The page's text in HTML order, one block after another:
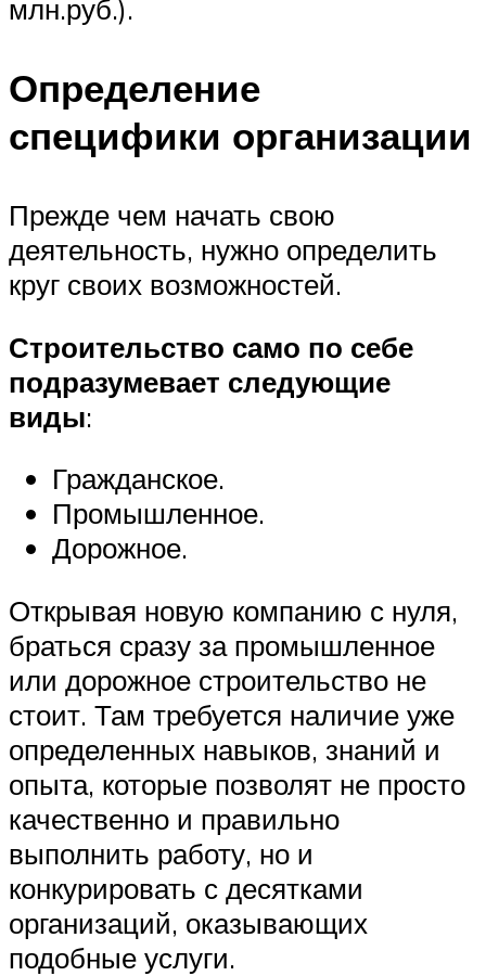
млн.руб.).
Определение
специфики организации
Прежде чем начать свою
деятельность, нужно определить
круг своих возможностей.
Строительство само по себе
подразумевает следующие
виды:
Гражданское.
Промышленное.
Дорожное.
Открывая новую компанию с нуля,
браться сразу за промышленное
или дорожное строительство не
стоит. Там требуется наличие уже
определенных навыков, знаний и
опыта, которые позволят не просто
качественно и правильно
выполнить работу, но и
конкурировать с десятками
организаций, оказывающих
подобные услуги.